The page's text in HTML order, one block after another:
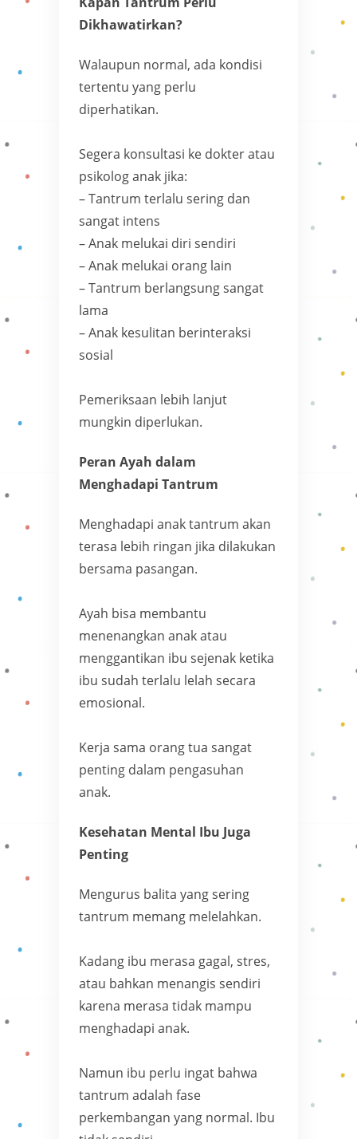
Dikhawatirkan?
Walaupun normal, ada kondisi
tertentu yang perlu
diperhatikan.
Segera konsultasi ke dokter atau
psikolog anak jika:
– Tantrum terlalu sering dan
sangat intens
– Anak melukai diri sendiri
– Anak melukai orang lain
– Tantrum berlangsung sangat
lama
– Anak kesulitan berinteraksi
sosial
Pemeriksaan lebih lanjut
mungkin diperlukan.
Peran Ayah dalam
Menghadapi Tantrum
Menghadapi anak tantrum akan
terasa lebih ringan jika dilakukan
bersama pasangan.
Ayah bisa membantu
menenangkan anak atau
menggantikan ibu sejenak ketika
ibu sudah terlalu lelah secara
emosional.
Kerja sama orang tua sangat
penting dalam pengasuhan
anak.
Kesehatan Mental Ibu Juga
Penting
Mengurus balita yang sering
tantrum memang melelahkan.
Kadang ibu merasa gagal, stres,
atau bahkan menangis sendiri
karena merasa tidak mampu
menghadapi anak.
Namun ibu perlu ingat bahwa
tantrum adalah fase
perkembangan yang normal. Ibu